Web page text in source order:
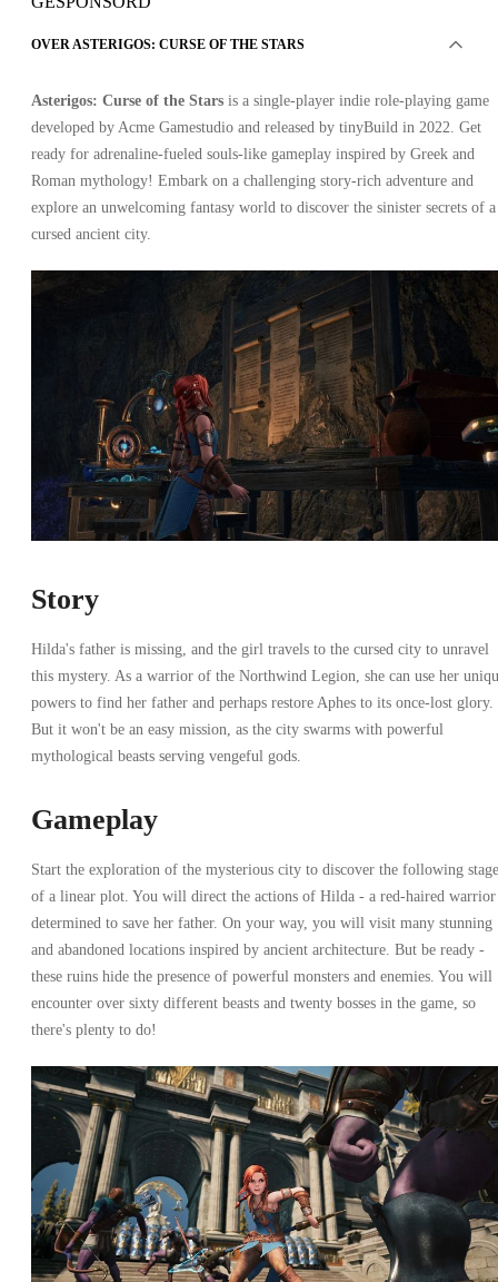
OVER ASTERIGOS: CURSE OF THE STARS
Asterigos: Curse of the Stars is a single-player indie role-playing game
developed by Acme Gamestudio and released by tinyBuild in 2022. Get
ready for adrenaline-fueled souls-like gameplay inspired by Greek and
Roman mythology! Embark on a challenging story-rich adventure and
explore an unwelcoming fantasy world to discover the sinister secrets of a
cursed ancient city.
Story
Hilda's father is missing, and the girl travels to the cursed city to unravel
this mystery. As a warrior of the Northwind Legion, she can use her
powers to find her father and perhaps restore Aphes to its once-lost glory.
But it won't be an easy mission, as the city swarms with powerful
mythological beasts serving vengeful gods.
Gameplay
Start the exploration of the mysterious city to discover the following
of a linear plot. You will direct the actions of Hilda - a red-haired warrior
determined to save her father. On your way, you will visit many stunning
and abandoned locations inspired by ancient architecture. But be ready -
these ruins hide the presence of powerful monsters and enemies. You will
encounter over sixty different beasts and twenty bosses in the game, so
there's plenty to do!